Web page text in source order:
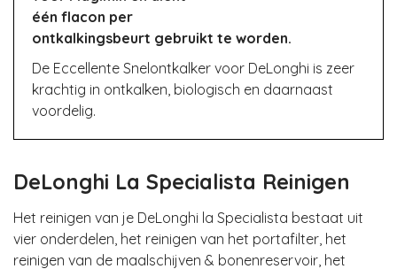
één flacon per
ontkalkingsbeurt gebruikt te worden.
De Eccellente Snelontkalker voor DeLonghi is zeer
krachtig in ontkalken, biologisch en daarnaast
voordelig.
DeLonghi La Specialista Reinigen
Het reinigen van je DeLonghi la Specialista bestaat uit
vier onderdelen, het reinigen van het portafilter, het
reinigen van de maalschijven & bonenreservoir, het